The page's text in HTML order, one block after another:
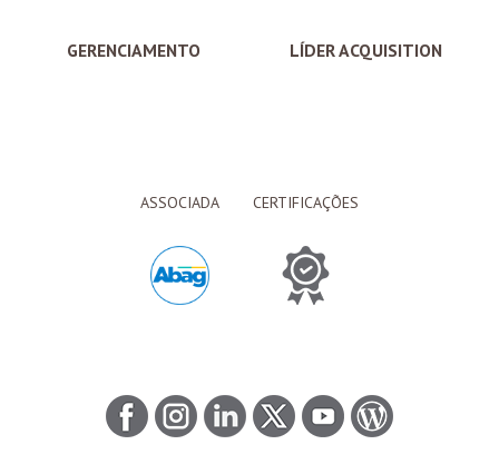
GERENCIAMENTO LÍDER ACQUISITION
ASSOCIADA CERTIFICAÇÕES